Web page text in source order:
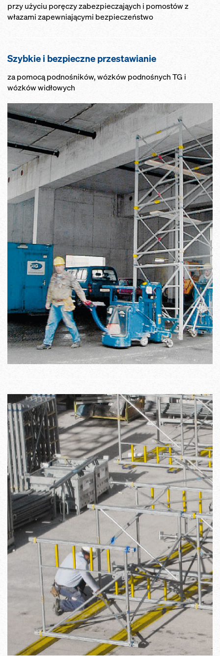
przy użyciu poręczy zabezpieczająych i pomostów z
włazami zapewniającymi bezpieczeństwo
Szybkie i bezpieczne przestawianie
za pomocą podnośników, wózków podnośnych TG i
wózków widłowych